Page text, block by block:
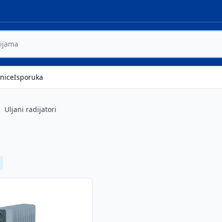
Isporuka
Uljani radijatori
badge